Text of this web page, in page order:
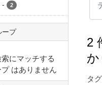
- 2
ープ
索にマッチする
はありません
2
か
タ